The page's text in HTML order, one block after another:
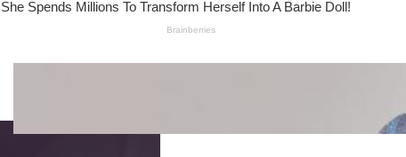
Wanita Pamer Pakaian